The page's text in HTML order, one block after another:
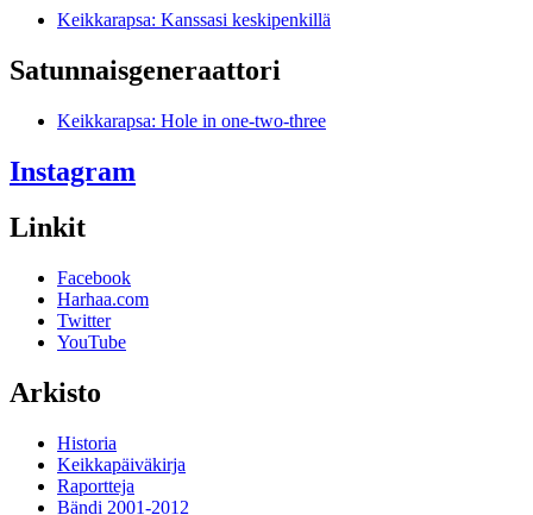
Keikkarapsa: Kanssasi keskipenkillä
Satunnais­generaattori
Keikkarapsa: Hole in one-two-three
Instagram
Linkit
Facebook
Harhaa.com
Twitter
YouTube
Arkisto
Historia
Keikkapäiväkirja
Raportteja
Bändi 2001-2012